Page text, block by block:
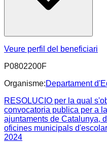
Veure perfil del beneficiari
P0802200F
Organisme:Departament
RESOLUCIO per la qual
convocatoria publica per a
ajuntaments de Catalunya,
oficines municipals
2024